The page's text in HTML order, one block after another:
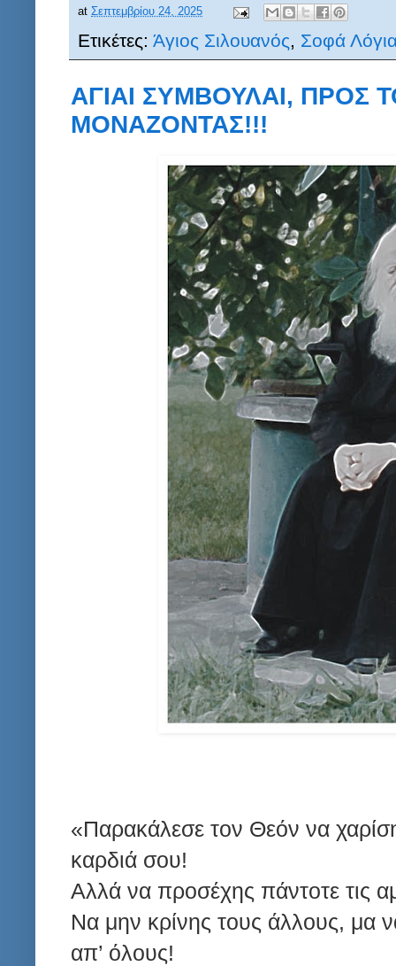
at Σεπτεμβρίου 24, 2025
Ετικέτες: Άγιος Σιλουανός, Σοφά
ΑΓΙΑΙ ΣΥΜΒΟΥΛΑΙ, ΠΡΟΣ
ΜΟΝΑΖΟΝΤΑΣ!!!
«Παρακάλεσε τον Θεόν να
καρδιά σου!
Αλλά να προσέχης πάντοτε τις
Να μην κρίνης τους άλλους, μα
απ’ όλους!